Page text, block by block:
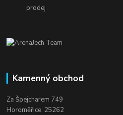
prodej
Kamenný obchod
Za Špejcharem 749
Horoměřice, 25262